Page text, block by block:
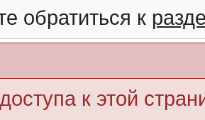
обратиться к
к этой